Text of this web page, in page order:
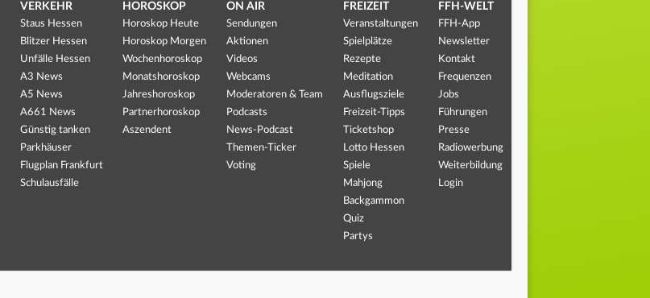
VERKEHR
Staus Hessen
Blitzer Hessen
Unfälle Hessen
A3 News
A5 News
A661 News
Günstig tanken
Parkhäuser
Flugplan Frankfurt
Schulausfälle
HOROSKOP
Horoskop Heute
Horoskop Morgen
Wochenhoroskop
Monatshoroskop
Jahreshoroskop
Partnerhoroskop
Aszendent
ON AIR
Sendungen
Aktionen
Videos
Webcams
Moderatoren & Team
Podcasts
News-Podcast
Themen-Ticker
Voting
FREIZEIT
Veranstaltungen
Spielplätze
Rezepte
Meditation
Ausflugsziele
Freizeit-Tipps
Ticketshop
Lotto Hessen
Spiele
Mahjong
Backgammon
Quiz
Partys
FFH-WELT
FFH-App
Newsletter
Kontakt
Frequenzen
Jobs
Führungen
Presse
Radiowerbung
Weiterbildung
Login